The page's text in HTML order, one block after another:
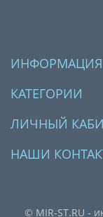
ИНФОРМАЦИЯ
КАТЕГОРИИ
ЛИЧНЫЙ
НАШИ
© MIR-ST.RU -